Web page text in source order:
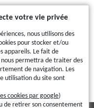
votre vie privée
nous utilisons des
pour stocker et/ou
appareils. Le fait de
permettra de traiter des
de navigation. Les
utilisation du site sont
cookies par google)
de retirer son consentement